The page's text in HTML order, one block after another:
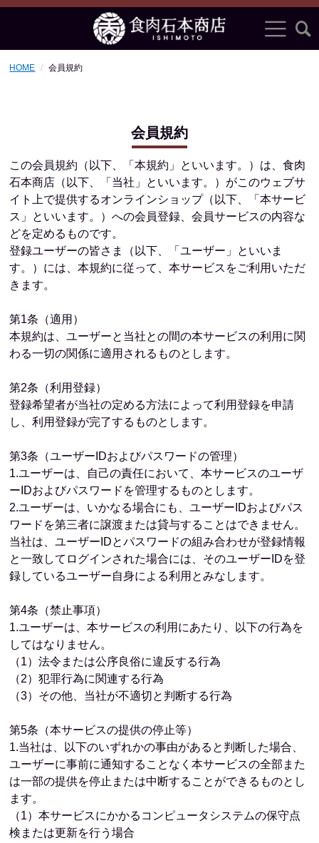
HOME 会員規約
会員規約
この会員規約（以下、「本規約」といいます。）は、食肉
石本商店（以下、「当社」といいます。）がこのウェブサ
イト上で提供するオンラインショップ（以下、「本サービ
ス」といいます。）への会員登録、会員サービスの内容な
どを定めるものです。
登録ユーザーの皆さま（以下、「ユーザー」といいま
す。）には、本規約に従って、本サービスをご利用いただ
きます。
第1条（適用）
本規約は、ユーザーと当社との間の本サービスの利用に関
わる一切の関係に適用されるものとします。
第2条（利用登録）
登録希望者が当社の定める方法によって利用登録を申請
し、利用登録が完了するものとします。
第3条（ユーザーIDおよびパスワードの管理）
1.ユーザーは、自己の責任において、本サービスのユーザ
ーIDおよびパスワードを管理するものとします。
2.ユーザーは、いかなる場合にも、ユーザーIDおよびパス
ワードを第三者に譲渡または貸与することはできません。
当社は、ユーザーIDとパスワードの組み合わせが登録情報
と一致してログインされた場合には、そのユーザーIDを登
録しているユーザー自身による利用とみなします。
第4条（禁止事項）
1.ユーザーは、本サービスの利用にあたり、以下の行為を
してはなりません。
（1）法令または公序良俗に違反する行為
（2）犯罪行為に関連する行為
（3）その他、当社が不適切と判断する行為
第5条（本サービスの提供の停止等）
1.当社は、以下のいずれかの事由があると判断した場合、
ユーザーに事前に通知することなく本サービスの全部また
は一部の提供を停止または中断することができるものとし
ます。
（1）本サービスにかかるコンピュータシステムの保守点
検または更新を行う場合